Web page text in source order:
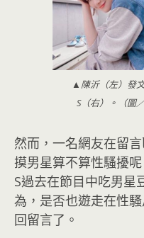
▲陳沂（左）發
S（右）。（圖
然而，一名網友在留
摸男星算不算性騷擾
S過去在節目中吃男星
為，是否也遊走在性
回留言了。